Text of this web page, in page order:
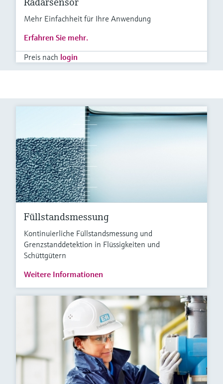
Mehr Einfachheit für Ihre Anwendung
Erfahren Sie mehr.
Preis nach login
Füllstandsmessung
Kontinuierliche Füllstandsmessung und
Grenzstanddetektion in Flüssigkeiten und
Schüttgütern
Weitere Informationen